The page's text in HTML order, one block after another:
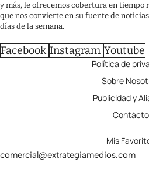
y más, le ofrecemos cobertura en tiempo
que nos convierte en su fuente de
días de la semana.
Facebook Instagram Youtube
Política de
Sobre
Publicidad y
Contácto
Mis
comercial@extrategiamedios.com